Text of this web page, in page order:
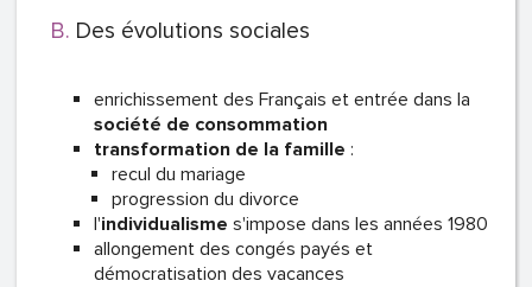
Des évolutions sociales
enrichissement des Français et entrée dans la
société de consommation
transformation de la famille :
recul du mariage
progression du divorce
l'individualisme s'impose dans les années 1980
allongement des congés payés et
démocratisation des vacances